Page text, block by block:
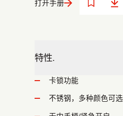
打开手册
特性.
卡锁功能
不锈钢，多种颜色可选